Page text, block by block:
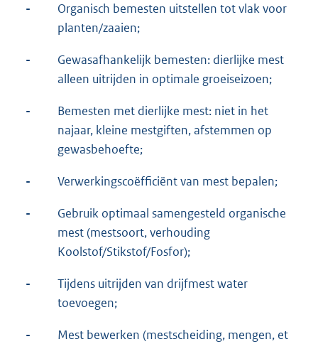
-
Organisch bemesten uitstellen tot vlak voor
planten/zaaien;
-
Gewasafhankelijk bemesten: dierlijke mest
alleen uitrijden in optimale groeiseizoen;
-
Bemesten met dierlijke mest: niet in het
najaar, kleine mestgiften, afstemmen op
gewasbehoefte;
- Verwerkingscoëfficiënt van mest bepalen;
-
Gebruik optimaal samengesteld organische
mest (mestsoort, verhouding
Koolstof/Stikstof/Fosfor);
-
Tijdens uitrijden van drijfmest water
toevoegen;
-
Mest bewerken (mestscheiding, mengen, et